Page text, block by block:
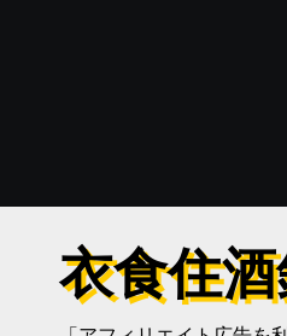
衣食住